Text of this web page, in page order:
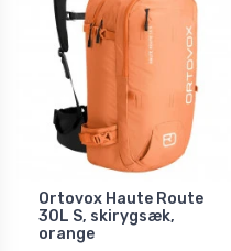
Ortovox Haute Route
30L S, skirygsæk,
orange